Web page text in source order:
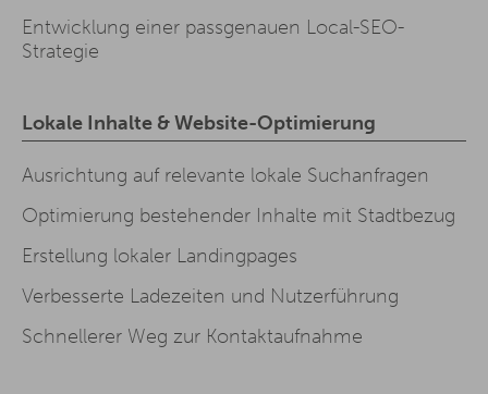
Entwicklung einer passgenauen Local-SEO-
Strategie
Lokale Inhalte & Website-Optimierung
Ausrichtung auf relevante lokale Suchanfragen
Optimierung bestehender Inhalte mit Stadtbezug
Erstellung lokaler Landingpages
Verbesserte Ladezeiten und Nutzerführung
Schnellerer Weg zur Kontaktaufnahme